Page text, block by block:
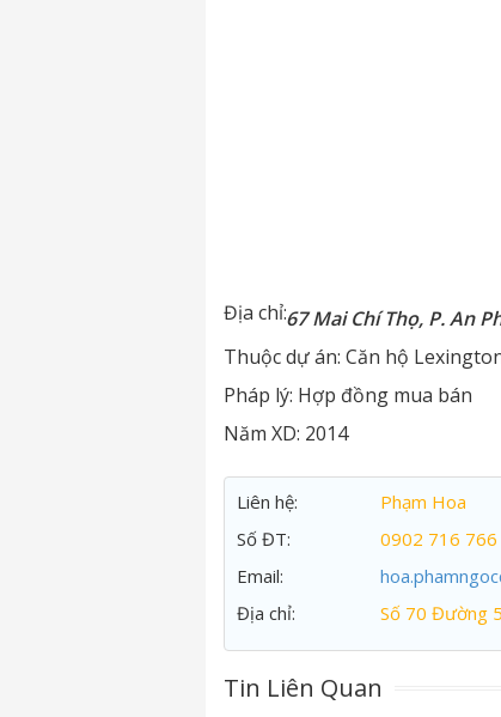
Địa chỉ:67 Mai Chí Thọ, P. An
Thuộc dự án: Căn hộ
Pháp lý: Hợp đồng mua bán
Năm XD: 2014
Liên hệ:
Phạm Hoa
Số ĐT:
0902 716 766
Email:
Địa chỉ:
Số 70 Đường
Tin Liên Quan